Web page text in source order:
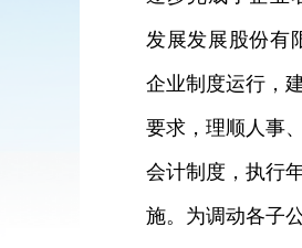
发展发展股份有
企业制度运行，
要求，理顺人事
会计制度，执行
施。为调动各子